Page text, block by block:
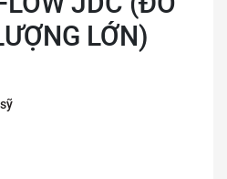
LỚN)